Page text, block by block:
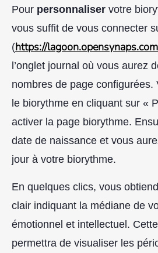
Pour personnaliser votre
vous suffit de vous connecter
(https://lagoon.opensynaps.com
l’onglet journal où vous aurez
nombres de page configurées.
le biorythme en cliquant sur «
activer la page biorythme.
date de naissance et vous
jour à votre biorythme.
En quelques clics, vous
clair indiquant la médiane de
émotionnel et intellectuel.
permettra de visualiser les